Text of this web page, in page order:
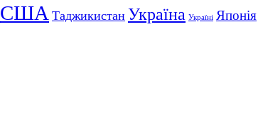
США Таджикистан Україна Україні Японія